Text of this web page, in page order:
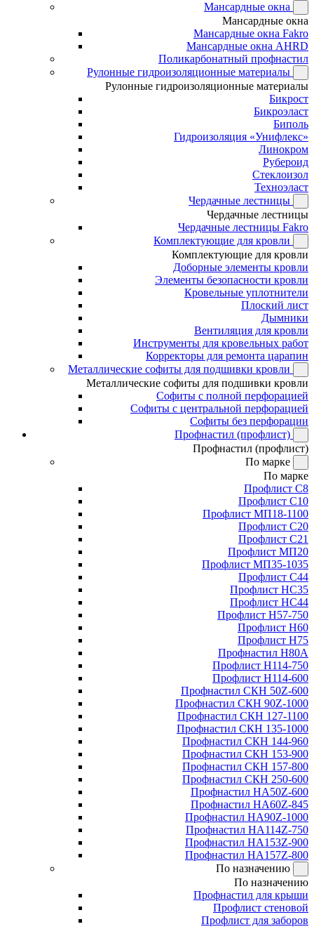
Мансардные окна
Мансардные окна
Мансардные окна Fakro
Мансардные окна AHRD
Поликарбонатный профнастил
Рулонные гидроизоляционные материалы
Рулонные гидроизоляционные материалы
Бикрост
Бикроэласт
Биполь
Гидроизоляция «Унифлекс»
Линокром
Рубероид
Стеклоизол
Техноэласт
Чердачные лестницы
Чердачные лестницы
Чердачные лестницы Fakro
Комплектующие для кровли
Комплектующие для кровли
Доборные элементы кровли
Элементы безопасности кровли
Кровельные уплотнители
Плоский лист
Дымники
Вентиляция для кровли
Инструменты для кровельных работ
Корректоры для ремонта царапин
Металлические софиты для подшивки кровли
Металлические софиты для подшивки кровли
Софиты с полной перфорацией
Софиты с центральной перфорацией
Софиты без перфорации
Профнастил (профлист)
Профнастил (профлист)
По марке
По марке
Профлист С8
Профлист С10
Профлист МП18-1100
Профлист С20
Профлист С21
Профлист МП20
Профлист МП35-1035
Профлист С44
Профлист НС35
Профлист НС44
Профлист Н57-750
Профлист Н60
Профлист Н75
Профнастил Н80А
Профлист Н114-750
Профлист Н114-600
Профнастил СКН 50Z-600
Профнастил СКН 90Z-1000
Профнастил СКН 127-1100
Профнастил СКН 135-1000
Профнастил СКН 144-960
Профнастил СКН 153-900
Профнастил СКН 157-800
Профнастил СКН 250-600
Профнастил НА50Z-600
Профнастил НА60Z-845
Профнастил НА90Z-1000
Профнастил НА114Z-750
Профнастил НА153Z-900
Профнастил НА157Z-800
По назначению
По назначению
Профнастил для крыши
Профлист стеновой
Профлист для заборов